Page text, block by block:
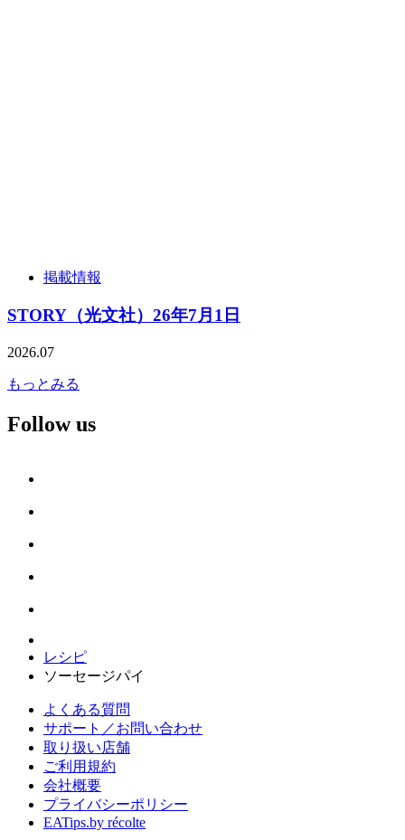
掲載情報
STORY（光文社）26年7月1日
2026.07
もっとみる
Follow us
レシピ
ソーセージパイ
よくある質問
サポート／お問い合わせ
取り扱い店舗
ご利用規約
会社概要
プライバシーポリシー
EATips.by récolte